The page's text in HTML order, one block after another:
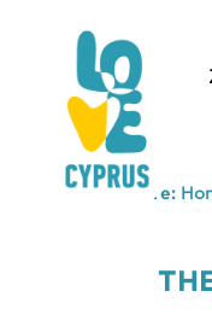
You are here: